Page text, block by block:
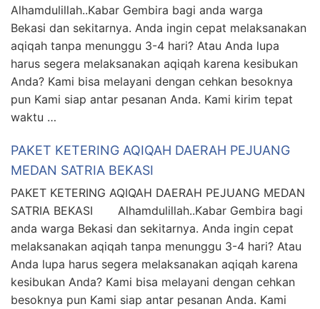
Alhamdulillah..Kabar Gembira bagi anda warga
Bekasi dan sekitarnya. Anda ingin cepat melaksanakan
aqiqah tanpa menunggu 3-4 hari? Atau Anda lupa
harus segera melaksanakan aqiqah karena kesibukan
Anda? Kami bisa melayani dengan cehkan besoknya
pun Kami siap antar pesanan Anda. Kami kirim tepat
waktu …
PAKET KETERING AQIQAH DAERAH PEJUANG
MEDAN SATRIA BEKASI
PAKET KETERING AQIQAH DAERAH PEJUANG MEDAN
SATRIA BEKASI Alhamdulillah..Kabar Gembira bagi
anda warga Bekasi dan sekitarnya. Anda ingin cepat
melaksanakan aqiqah tanpa menunggu 3-4 hari? Atau
Anda lupa harus segera melaksanakan aqiqah karena
kesibukan Anda? Kami bisa melayani dengan cehkan
besoknya pun Kami siap antar pesanan Anda. Kami